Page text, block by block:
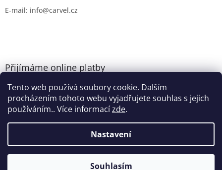
Tento web používá soubory cookie. Dalším
procházením tohoto webu vyjadřujete souhlas s jejich
používáním.. Více informacízde.
Nastavení
Souhlasím
E-mail: info@carvel.cz
Přijímáme online platby
Vytvořil Shoptet
CARVEL.CZ. Všechna práva vyhrazena.